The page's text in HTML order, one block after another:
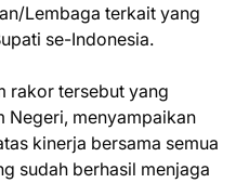
Lembaga terkait yang
se-Indonesia.
rakor tersebut yang
Negeri, menyampaikan
kinerja bersama semua
sudah berhasil menjaga